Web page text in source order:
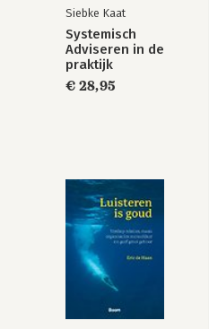
Siebke Kaat
Systemisch
Adviseren in de
praktijk
€ 28,95